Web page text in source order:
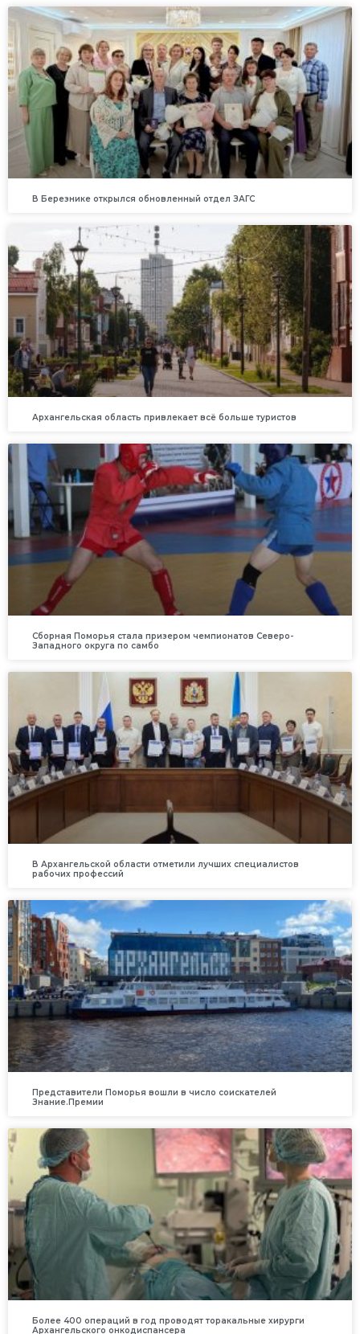
В Березнике открылся обновленный отдел ЗАГС
Архангельская область привлекает всё больше туристов
Сборная Поморья стала призером чемпионатов Северо-
Западного округа по самбо
В Архангельской области отметили лучших специалистов
рабочих профессий
Представители Поморья вошли в число соискателей
Знание.Премии
Более 400 операций в год проводят торакальные хирурги
Архангельского онкодиспансера